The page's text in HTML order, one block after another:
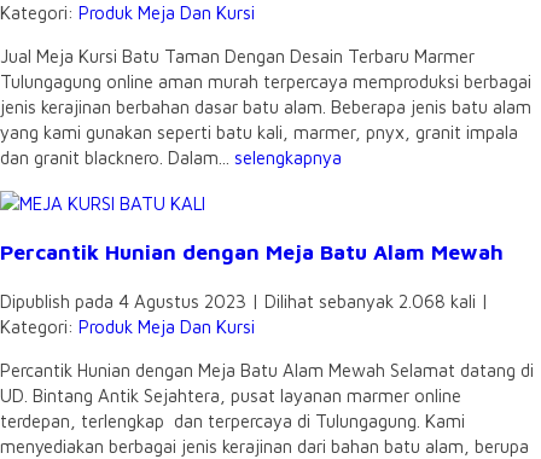
Kategori: Produk Meja Dan Kursi
Jual Meja Kursi Batu Taman Dengan Desain Terbaru Marmer
Tulungagung online aman murah terpercaya memproduksi berbagai
jenis kerajinan berbahan dasar batu alam. Beberapa jenis batu alam
yang kami gunakan seperti batu kali, marmer, pnyx, granit impala
dan granit blacknero. Dalam... selengkapnya
Percantik Hunian dengan Meja Batu Alam Mewah
Dipublish pada 4 Agustus 2023 | Dilihat sebanyak 2.068 kali |
Kategori: Produk Meja Dan Kursi
Percantik Hunian dengan Meja Batu Alam Mewah Selamat datang di
UD. Bintang Antik Sejahtera, pusat layanan marmer online
terdepan, terlengkap dan terpercaya di Tulungagung. Kami
menyediakan berbagai jenis kerajinan dari bahan batu alam, berupa